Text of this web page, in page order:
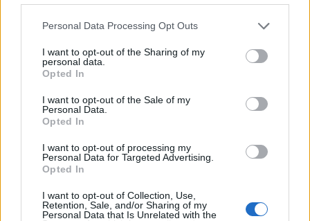
Personal Data Processing Opt Outs
I want to opt-out of the Sharing of my
personal data.
Opted In
I want to opt-out of the Sale of my
Personal Data.
Opted In
I want to opt-out of processing my
Personal Data for Targeted Advertising.
Opted In
I want to opt-out of Collection, Use,
Retention, Sale, and/or Sharing of my
Personal Data that Is Unrelated with the
Udvalget fik til opgave at sørge for, at der blev
ikke mindst hele arbejdet med at opnå enighed
Aktuelt
Nordjyder kan se årtiets største
solformørkelse
Emilie Nesheim Shaw
08. august 2026 kl. 14.00